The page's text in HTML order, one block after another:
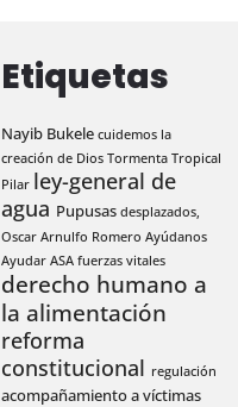
Etiquetas
Nayib Bukele cuidemos la
creación de Dios Tormenta Tropical
Pilar ley-general de
agua Pupusas desplazados,
Oscar Arnulfo Romero Ayúdanos
Ayudar ASA fuerzas vitales
derecho humano a
la alimentación
reforma
constitucional regulación
acompañamiento a víctimas